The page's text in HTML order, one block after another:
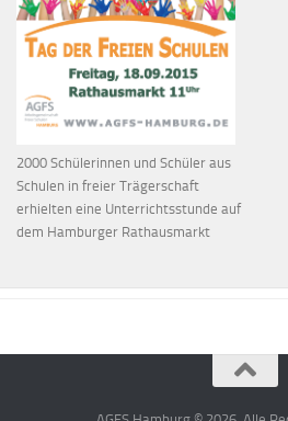
2000 Schülerinnen und Schüler aus
Schulen in freier Trägerschaft
erhielten eine Unterrichtsstunde auf
dem Hamburger Rathausmarkt